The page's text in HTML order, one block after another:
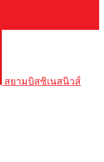
สยามบิสซิเนสนิวส์